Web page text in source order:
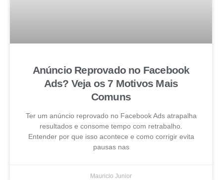
Anúncio Reprovado no Facebook
Ads? Veja os 7 Motivos Mais
Comuns
Ter um anúncio reprovado no Facebook Ads atrapalha
resultados e consome tempo com retrabalho.
Entender por que isso acontece e como corrigir evita
pausas nas
Mauricio Junior